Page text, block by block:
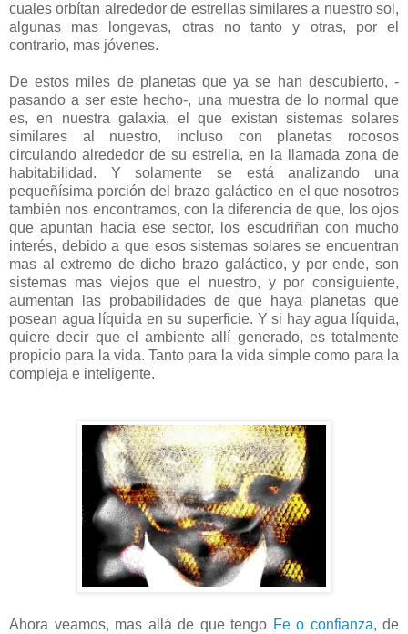
cuales orbítan alrededor de estrellas similares a nuestro sol,
algunas mas longevas, otras no tanto y otras, por el
contrario, mas jóvenes.
De estos miles de planetas que ya se han descubierto, -
pasando a ser este hecho-, una muestra de lo normal que
es, en nuestra galaxia, el que existan sistemas solares
similares al nuestro, incluso con planetas rocosos
circulando alrededor de su estrella, en la llamada zona de
habitabilidad. Y solamente se está analizando una
pequeñísima porción del brazo galáctico en el que nosotros
también nos encontramos, con la diferencia de que, los ojos
que apuntan hacia ese sector, los escudriñan con mucho
interés, debido a que esos sistemas solares se encuentran
mas al extremo de dicho brazo galáctico, y por ende, son
sistemas mas viejos que el nuestro, y por consiguiente,
aumentan las probabilidades de que haya planetas que
posean agua líquida en su superficie. Y si hay agua líquida,
quiere decir que el ambiente allí generado, es totalmente
propicio para la vida. Tanto para la vida simple como para la
compleja e inteligente.
Ahora veamos, mas allá de que tengo Fe o confianza, de